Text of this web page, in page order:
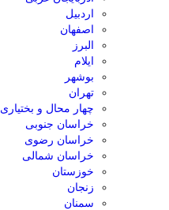
اردبیل
اصفهان
البرز
ایلام
بوشهر
تهران
چهار محال و بختیاری
خراسان جنوبی
خراسان رضوی
خراسان شمالی
خوزستان
زنجان
سمنان